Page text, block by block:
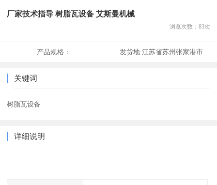
厂家技术指导 树脂瓦设备 艾斯曼机械
浏览次数： 83次
产品规格： 发货地:江苏省苏州张家港市
关键词
树脂瓦设备
详细说明